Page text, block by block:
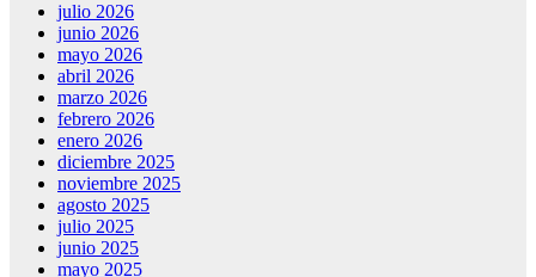
julio 2026
junio 2026
mayo 2026
abril 2026
marzo 2026
febrero 2026
enero 2026
diciembre 2025
noviembre 2025
agosto 2025
julio 2025
junio 2025
mayo 2025